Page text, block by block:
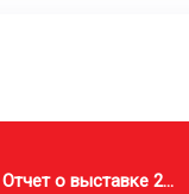
Отчет о выставке 2025